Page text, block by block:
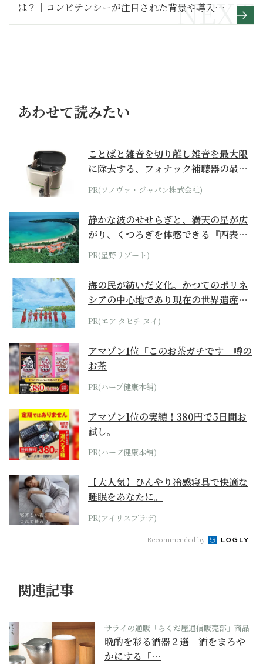
は？｜コンピテンシーが注目された背景や導入の
メリット・デメリットを解説
あわせて読みたい
ことばと雑音を切り離し雑音を最大限
に除去する、フォナック補聴器の最上
位モデル
PR(ソノヴァ・ジャパン株式会社)
静かな波のせせらぎと、満天の星が広
がり、くつろぎを体感できる『西表島
ホテル by...
PR(星野リゾート)
海の民が紡いだ文化。かつてのポリネ
シアの中心地であり現在の世界遺産か
らみえてくる...
PR(エア タヒチ ヌイ)
アマゾン1位「このお茶ガチです」噂の
お茶
PR(ハーブ健康本舗)
アマゾン1位の実績！380円で5日間お
試し。
PR(ハーブ健康本舗)
【大人気】ひんやり冷感寝具で快適な
睡眠をあなたに。
PR(アイリスプラザ)
Recommended by
関連記事
サライの通販「らくだ屋通信販売部」商品
晩酌を彩る酒器２選｜酒をまろや
かにする「…